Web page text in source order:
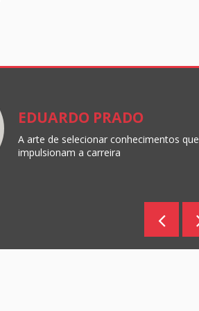
EDUARDO PRADO
A arte de selecionar conhecimentos que
impulsionam a carreira